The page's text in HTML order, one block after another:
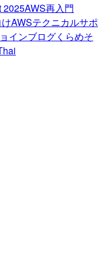
2025AWS再入門
AWSテクニカルサポ
インブログくらめそ